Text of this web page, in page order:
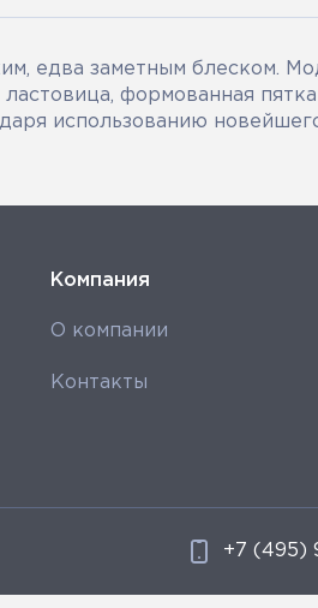
едва заметным блеском.
формованная
использованию
Компания
О компании
Контакты
+7 (495)